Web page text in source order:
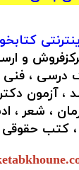
و
درسی ، فنی
، آزمون
، شعر ،
کتب حقوقی